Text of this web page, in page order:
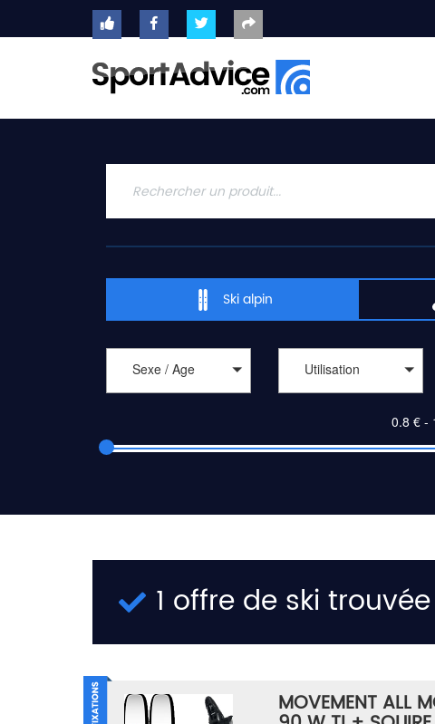
ACCUEIL
2020
CONSEILS
QUESTIONS
Ski alpin
Sexe / Age Utilisation
1 offre de ski trouvée
MOVEMENT ALL